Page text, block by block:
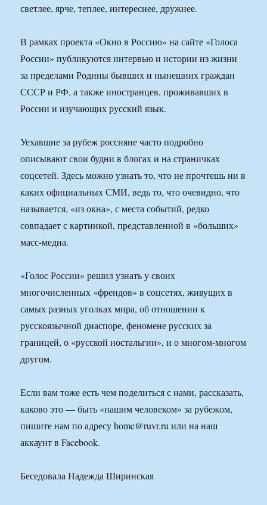
светлее, ярче, теплее, интереснее, дружнее.
В рамках проекта «Окно в Россию» на сайте «Голоса
России» публикуются интервью и истории из жизни
за пределами Родины бывших и нынешних граждан
СССР и РФ, а также иностранцев, проживавших в
России и изучающих русский язык.
Уехавшие за рубеж россияне часто подробно
описывают свои будни в блогах и на страничках
соцсетей. Здесь можно узнать то, что не прочтешь ни в
каких официальных СМИ, ведь то, что очевидно, что
называется, «из окна», с места событий, редко
совпадает с картинкой, представленной в «больших»
масс-медиа.
«Голос России» решил узнать у своих
многочисленных «френдов» в соцсетях, живущих в
самых разных уголках мира, об отношении к
русскоязычной диаспоре, феномене русских за
границей, о «русской ностальгии», и о многом-многом
другом.
Если вам тоже есть чем поделиться с нами, рассказать,
каково это — быть «нашим человеком» за рубежом,
пишите нам по адресу home@ruvr.ru или на наш
аккаунт в Facebook.
Беседовала Надежда Ширинская